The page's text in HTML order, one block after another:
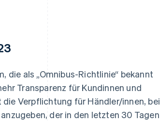
die als „Omnibus-Richtlinie“ bekannt
Transparenz für Kundinnen und
Verpflichtung für Händler/innen, bei
der in den letzten 30 Tagen